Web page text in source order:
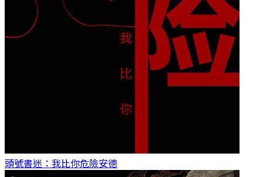
頭號書迷：我比你危險安德